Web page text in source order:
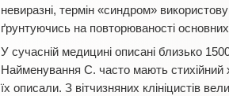
невиразні, термін «синдром»
ґрунтуючись на повторюваності основних
У сучасній медицині описані близько
Найменування С. часто мають стихійний
їх описали. З вітчизняних клініцистів